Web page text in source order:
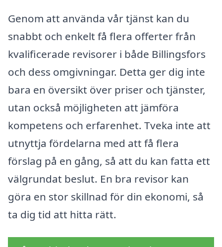
Genom att använda vår tjänst kan du
snabbt och enkelt få flera offerter från
kvalificerade revisorer i både Billingsfors
och dess omgivningar. Detta ger dig inte
bara en översikt över priser och tjänster,
utan också möjligheten att jämföra
kompetens och erfarenhet. Tveka inte att
utnyttja fördelarna med att få flera
förslag på en gång, så att du kan fatta ett
välgrundat beslut. En bra revisor kan
göra en stor skillnad för din ekonomi, så
ta dig tid att hitta rätt.